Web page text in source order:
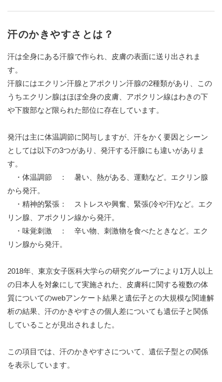
汗のかきやすさとは？
汗は全身にある汗腺で作られ、皮膚の表面に送り出されま
す。
汗腺にはエクリン汗腺とアポクリン汗腺の2種類があり、この
うちエクリン腺はほぼ全身の皮膚、アポクリン線はわきの下
や下腹部など限られた部位に存在しています。
発汗は主に体温調節に関与しますが、汗をかく要因とシーン
としては以下の3つがあり、発汗する汗腺にも違いがありま
す。
・体温調節 ： 暑い、熱がある、運動など。エクリン腺
から発汗。
・精神的緊張： ストレスや興奮、緊張(冷や汗)など。エク
リン腺、アポクリン線から発汗。
・味覚刺激 ： 辛い物、刺激物を食べたときなど。エク
リン腺から発汗。
2018年、東京女子医科大学らの研究グループにより1万人以上
の日本人を対象にして実施された、皮膚科に関する複数の体
質についてのwebアンケート結果と遺伝子との大規模な関連解
析の結果、汗のかきやすさの個人差についても遺伝子と関係
していることが見出されました。
この項目では、汗のかきやすさについて、遺伝子型との関係
を表示しています。